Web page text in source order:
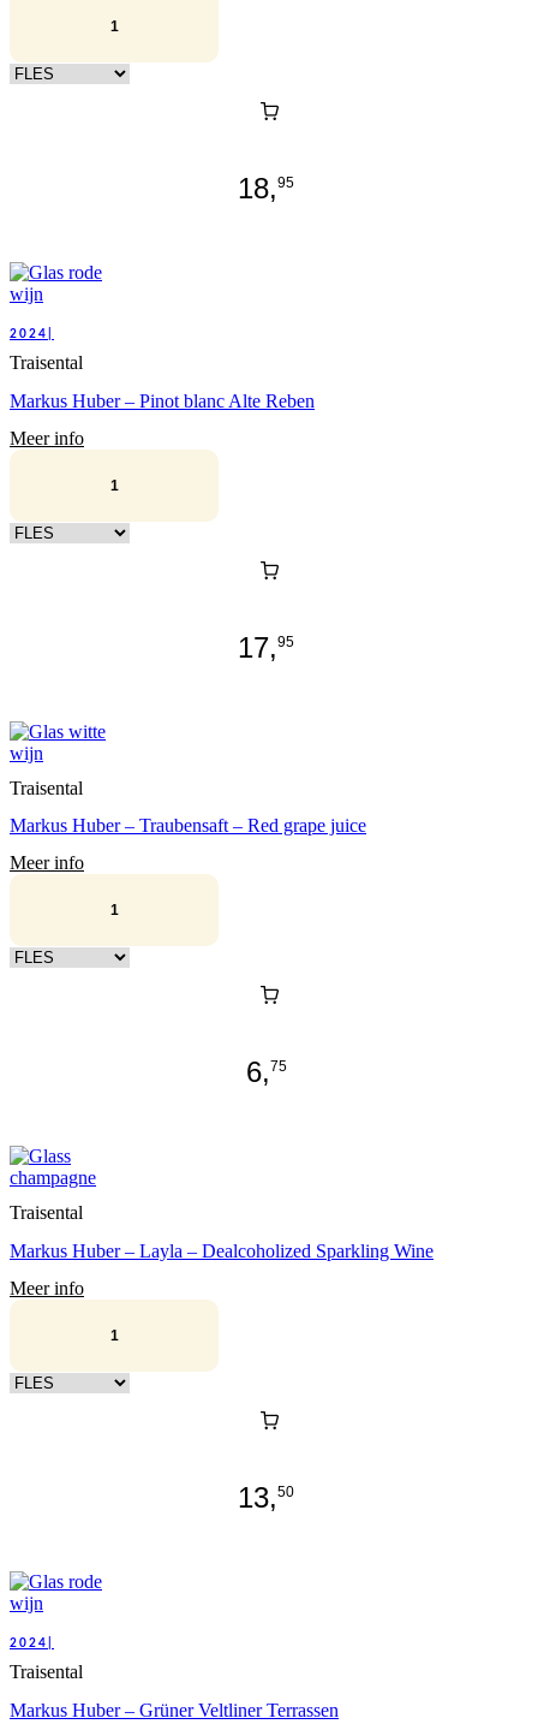
Kies verpakking
18,95
2024|
Traisental
Markus Huber – Pinot blanc Alte Reben
Meer info
Kies verpakking
17,95
Traisental
Markus Huber – Traubensaft – Red grape juice
Meer info
Kies verpakking
6,75
Traisental
Markus Huber – Layla – Dealcoholized Sparkling Wine
Meer info
Kies verpakking
13,50
2024|
Traisental
Markus Huber – Grüner Veltliner Terrassen